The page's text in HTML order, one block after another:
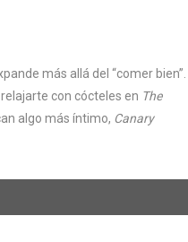
más allá del “comer bien”.
relajarte con cócteles en The
algo más íntimo, Canary